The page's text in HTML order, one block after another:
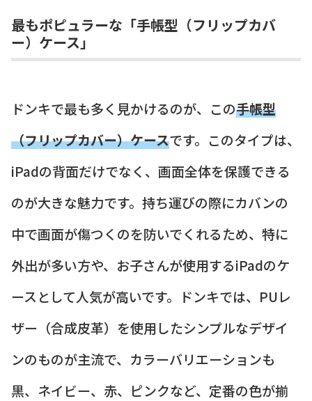
最もポピュラーな「手帳型（フリップカバ
ー）ケース」
ドンキで最も多く見かけるのが、この手帳型
（フリップカバー）ケースです。このタイプは、
iPadの背面だけでなく、画面全体を保護できる
のが大きな魅力です。持ち運びの際にカバンの
中で画面が傷つくのを防いでくれるため、特に
外出が多い方や、お子さんが使用するiPadのケ
ースとして人気が高いです。ドンキでは、PUレ
ザー（合成皮革）を使用したシンプルなデザイ
ンのものが主流で、カラーバリエーションも
黒、ネイビー、赤、ピンクなど、定番の色が揃